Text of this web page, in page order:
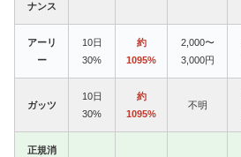
ナンス
アーリ
ー
10日
30%
約
1095%
2,000〜
3,000円
ガッツ
10日
30%
約
1095%
不明
正規消